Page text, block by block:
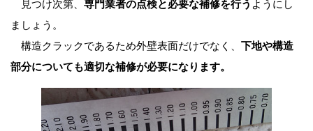
見つけ次第、 専門業者の点検と必要な補修を行う ようにし
ましょう。
構造クラックであるため外壁表面だけでなく、 下地や構造
部分についても適切な補修が必要になります。